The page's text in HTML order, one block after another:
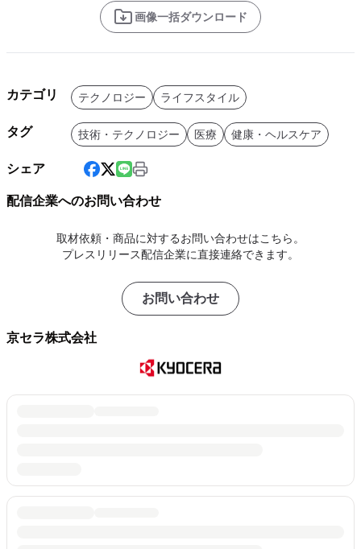
画像一括ダウンロード
カテゴリ テクノロジー ライフスタイル
タグ 技術・テクノロジー 医療 健康・ヘルスケア
シェア
配信企業へのお問い合わせ
取材依頼・商品に対するお問い合わせはこちら。
プレスリリース配信企業に直接連絡できます。
お問い合わせ
京セラ株式会社